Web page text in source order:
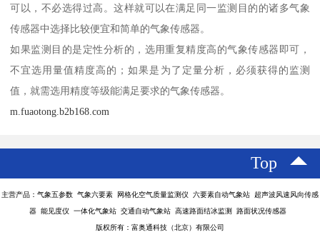
可以，不必选得过高。这样就可以在满足同一监测目的的诸多气象
传感器中选择比较便宜和简单的气象传感器。
如果监测目的是定性分析的，选用重复精度高的气象传感器即可，
不宜选用量值精度高的；如果是为了定量分析，必须获得的监测
值，就需选用精度等级能满足要求的气象传感器。
m.fuaotong.b2b168.com
Top
主营产品：气象五参数 气象六要素 网格化空气质量监测仪 六要素自动气象站 超声波风速风向传感
器 能见度仪 一体化气象站 交通自动气象站 高速路面结冰监测 路面状况传感器
版权所有：富奥通科技（北京）有限公司